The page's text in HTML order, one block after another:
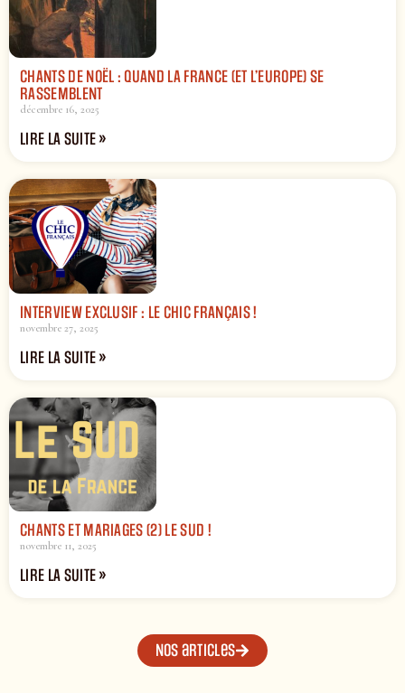
CHANTS DE NOËL : QUAND LA FRANCE (ET L’EUROPE) SE
RASSEMBLENT
décembre 16, 2025
LIRE LA SUITE »
INTERVIEW EXCLUSIF : LE CHIC FRANÇAIS !
novembre 27, 2025
LIRE LA SUITE »
CHANTS ET MARIAGES (2) LE SUD !
novembre 11, 2025
LIRE LA SUITE »
Nos articles